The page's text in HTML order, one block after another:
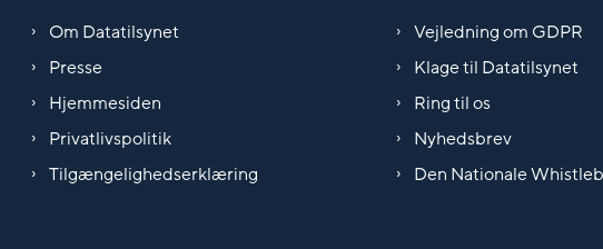
Om Datatilsynet
Presse
Hjemmesiden
Privatlivspolitik
Tilgængelighedserklæring
Vejledning om GDPR
Klage til Datatilsynet
Ring til os
Nyhedsbrev
Den Nationale